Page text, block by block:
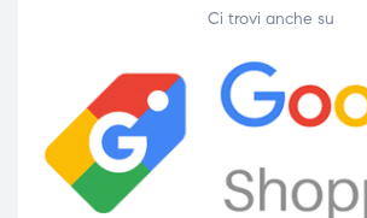
Ci trovi anche su